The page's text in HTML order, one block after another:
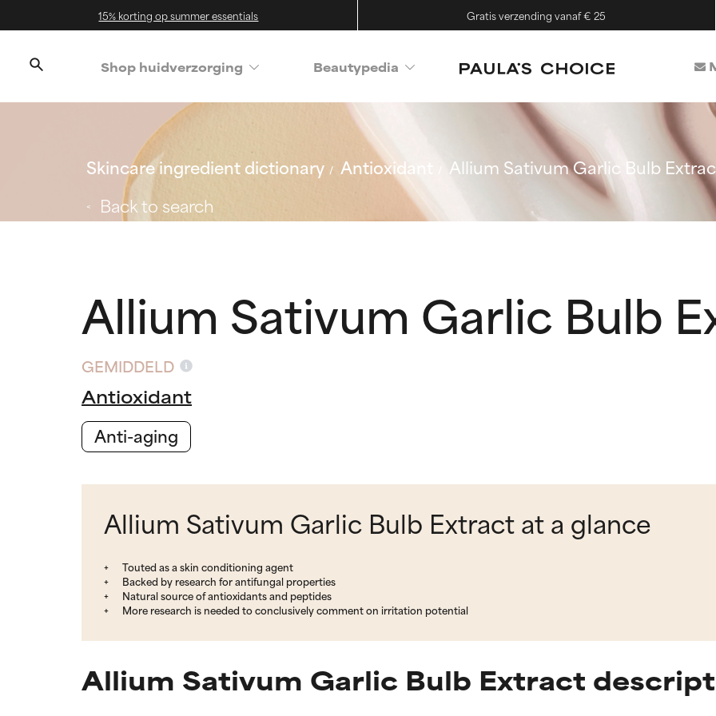
15% korting op summer essentials Gratis verzending vanaf € 25
Shop huidverzorging Beautypedia
Skincare ingredient dictionary Antioxidant
Allium Sativum Garlic Bulb
Back to search
Allium Sativum Garlic Bulb
GEMIDDELD
Antioxidant
Anti-aging
Allium Sativum Garlic Bulb Extract at a glance
Touted as a skin conditioning agent
Backed by research for antifungal properties
Natural source of antioxidants and peptides
More research is needed to conclusively comment on irritation potential
Allium Sativum Garlic Bulb Extract